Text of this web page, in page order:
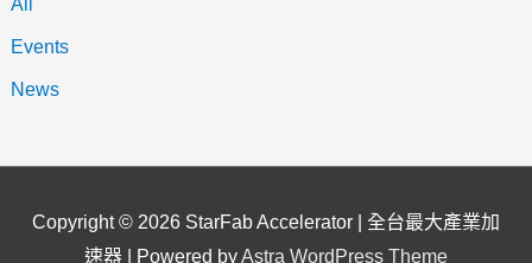
Events
News
Copyright © 2026 StarFab Accelerator | 全台最大產業加
速器 | Powered byAstra WordPress Theme